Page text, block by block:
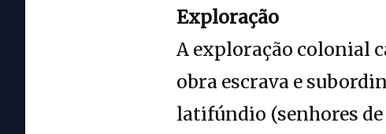
Exploração
A exploração colonial
obra escrava e
latifúndio (senhores